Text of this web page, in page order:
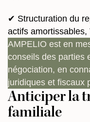
✔ Structuration du
actifs amortissables,
AMPELIO est en
conseils des parties
négociation, en
juridiques et fiscaux
Anticiper la
familiale